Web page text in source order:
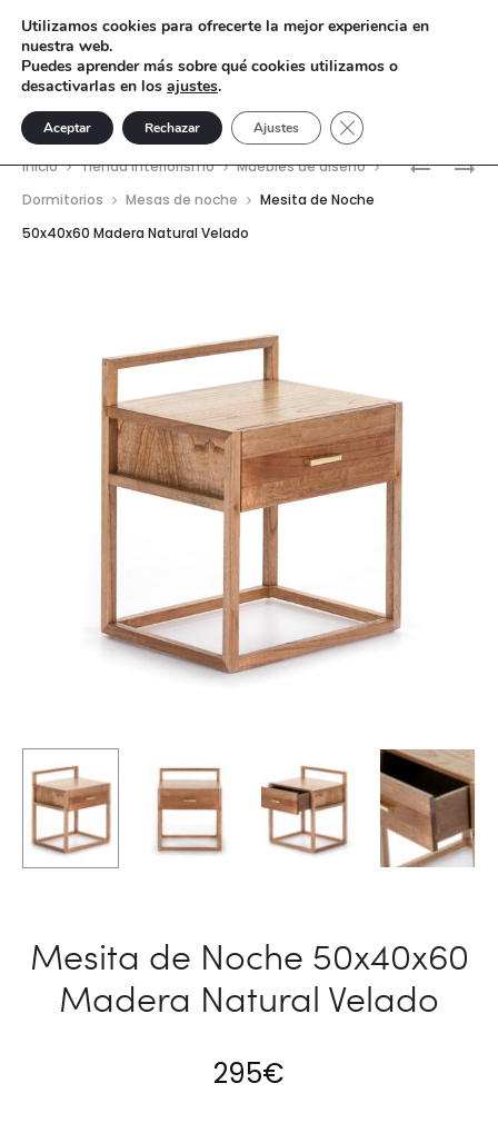
MESA
MESITA
Inicio Tienda interiorismo
Muebles de diseño
Dormitorios
Mesas de noche
Mesita de Noche
50x40x60 Madera Natural Velado
Mesita de Noche 50x40x60
Madera Natural Velado
295€
Utilizamos cookies para ofrecerte la mejor experiencia en
nuestra web.
Puedes aprender más sobre qué cookies utilizamos o
desactivarlas en los ajustes.
Aceptar Rechazar Ajustes Cerrar el banner de